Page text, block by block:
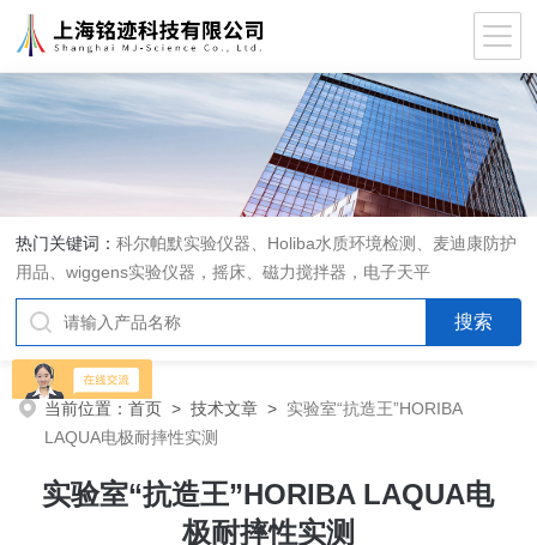
热门关键词：科尔帕默实验仪器、Holiba水质环境检测、麦迪康防护
用品、wiggens实验仪器，摇床、磁力搅拌器，电子天平
当前位置：首页 >技术文章 > 实验室“抗造王”HORIBA
LAQUA电极耐摔性实测
实验室“抗造王”HORIBA LAQUA电
极耐摔性实测